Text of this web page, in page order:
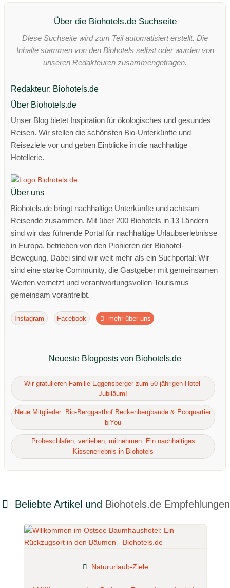
Beliebte Artikel und Biohotels.de Empfehlungen
Natururlaub-Ziele
Über die Biohotels.de Suchseite
Diese Suchseite wird zum Teil automatisiert erstellt. Die
Inhalte stammen von den Biohotels selbst oder wurden von
unseren Redakteuren zusammengetragen.
Redakteur: Biohotels.de
Über Biohotels.de
Unser Blog bietet Inspiration für ökologisches und gesundes
Reisen. Wir stellen die schönsten Bio-Unterkünfte und
Reiseziele vor und geben Einblicke in die nachhaltige
Hotellerie.
Über uns
Biohotels.de bringt nachhaltige Unterkünfte und achtsam
Reisende zusammen. Mit über 200 Biohotels in 13 Ländern
sind wir das führende Portal für nachhaltige Urlaubserlebnisse
in Europa, betrieben von den Pionieren der Biohotel-
Bewegung. Dabei sind wir weit mehr als ein Suchportal: Wir
sind eine starke Community, die Gastgeber mit gemeinsamen
Werten vernetzt und verantwortungsvollen Tourismus
gemeinsam vorantreibt.
Instagram Facebook mehr über uns
Neueste Blogposts von Biohotels.de
Wir gratulieren Familie Eggensberger zum 50-jährigen Hotel-
Jubiläum!
Neue Mitglieder: Bio-Berggasthof Beckenbergbaude & Ecoquartier
biYou
Probeschlafen, verlieben, mitnehmen: Ein nachhaltiges
Kissenerlebnis in Biohotels